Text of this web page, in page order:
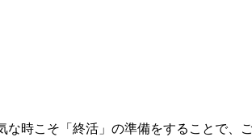
時こそ「終活」の準備をすることで